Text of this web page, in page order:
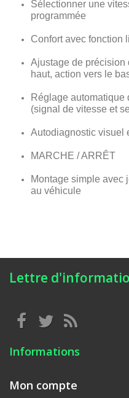
Sélectionner une
programmée
Confort avec fonction
Ajustage de précision
haut, action vers le
Réglage automatique
(signal de vitesse et
Autodiagnostic visuel
MARCHE / ARRÊT
Montage simple avec
au véhicule
Lettre
Informations
Mon compte